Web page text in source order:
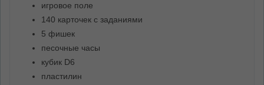
игровое поле
140 карточек с заданиями
5 фишек
песочные часы
кубик D6
пластилин